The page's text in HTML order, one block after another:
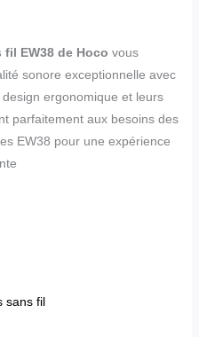
EW38 de Hoco vous
sonore exceptionnelle avec
ergonomique et leurs
parfaitement aux besoins des
EW38 pour une expérience
sans fil